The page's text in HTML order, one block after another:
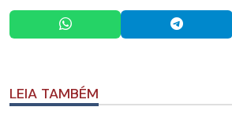
LEIA TAMBÉM